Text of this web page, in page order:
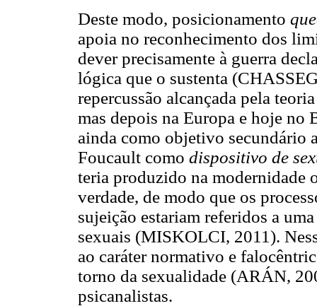
Deste modo, posicionamento
apoia no reconhecimento dos
dever precisamente à guerra
lógica que o sustenta
repercussão alcançada pela
mas depois na Europa e hoje
ainda como objetivo secundário
Foucault como dispositivo de
teria produzido na modernidade
verdade, de modo que os
sujeição estariam referidos a
sexuais (MISKOLCI, 2011).
ao caráter normativo e
torno da sexualidade (ARÁN,
psicanalistas.